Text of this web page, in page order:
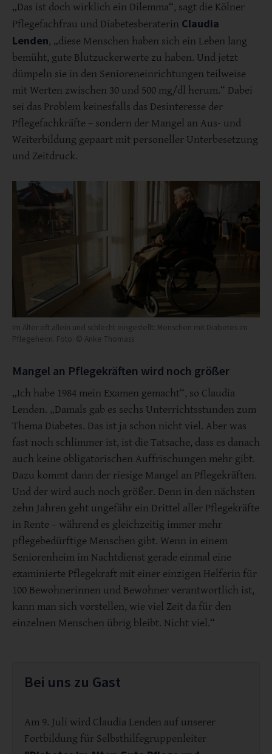
„Das ist doch wirklich ein Dilemma“, sagt die Kölner
Pflegefachfrau und Diabetesberaterin Claudia
Lenden, „diese Menschen haben sich ein Leben lang
bemüht, gute Blutzuckerwerte zu haben. Und jetzt
dümpeln sie in den Senioreneinrichtungen teilweise
mit Werten zwischen 30 und 500 mg/dl herum.“ Dabei
sei das Problem keinesfalls das Desinteresse der
Pflegefachkräfte – sondern der Mangel an Aus- und
Weiterbildung gepaart mit personeller Unterbesetzung
und Zeitdruck.
Im Alter oft allein und schlecht eingestellt: Menschen mit Diabetes im
Pflegeheim. Foto: © Anke Thomass
Mangel an Pflegekräften wird noch größer
„Ich habe 1984 mein Examen gemacht“, so Claudia
Lenden. „Damals gab es sechs Unterrichtsstunden zum
Thema Diabetes. Das ist ja schon nicht viel. Aber was
fast noch schlimmer ist, ist die Tatsache, dass es danach
auch keine obligatorischen Auffrischungen mehr gibt.
Dazu kommt dann der riesige Mangel an Pflegekräften.
Und der wird auch noch größer. Denn in den nächsten
zehn Jahren geht ungefähr ein Drittel aller Pflegekräfte
in Rente – während es gleichzeitig immer mehr
pflegebedürftige Menschen gibt. Wenn in einem
Seniorenheim im Nachtdienst gerade einmal eine
examinierte Pflegekraft mit einer einzigen Helferin für
100 Bewohnerinnen und Bewohner verantwortlich ist,
kann man sich vorstellen, wie viel Zeit da für den
einzelnen Menschen übrig bleibt. Nicht viel.“
Bei uns zu Gast
Am 9. Juli wird Claudia Lenden auf unserer
Fortbildung für Selbsthilfegruppenleiter